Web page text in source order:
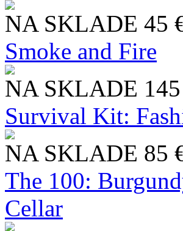
NA SKLADE 45
Smoke and Fire
NA SKLADE
Survival Kit:
NA SKLADE 85
The 100:
Cellar